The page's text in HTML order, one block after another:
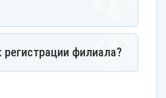
регистрации филиала?